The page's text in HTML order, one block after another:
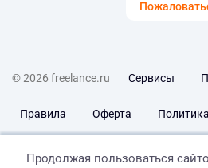
© 2026 freelance.ru Сервисы
Правила Оферта
Продолжая пользоваться